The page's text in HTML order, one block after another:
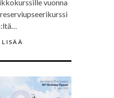
vuonna
LISÄÄ